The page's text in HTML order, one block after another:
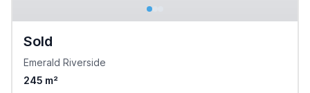
Sold
Emerald Riverside
245 m²